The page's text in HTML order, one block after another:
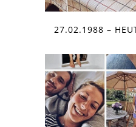
27.02.1988 –